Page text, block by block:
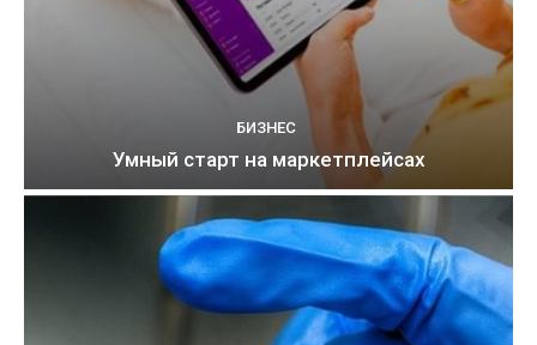
БИЗНЕС
Умный старт на маркетплейсах